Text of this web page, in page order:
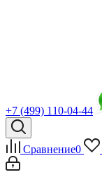
+7 (499) 110-04-44
Сравнение0